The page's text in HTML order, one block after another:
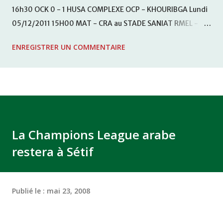
16h30 OCK 0 - 1 HUSA COMPLEXE OCP - KHOURIBGA Lundi
05/12/2011 15H00 MAT - CRA au STADE SANIAT RMEL -
KHEMISET Mardi 06/12/2011 15H00 WAF - OCS au
ENREGISTRER UN COMMENTAIRE
La Champions League arabe
restera à Sétif
Publié le : mai 23, 2008